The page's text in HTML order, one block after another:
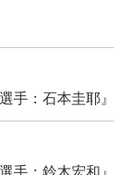
手：石本圭耶』
手：鈴木宏和』